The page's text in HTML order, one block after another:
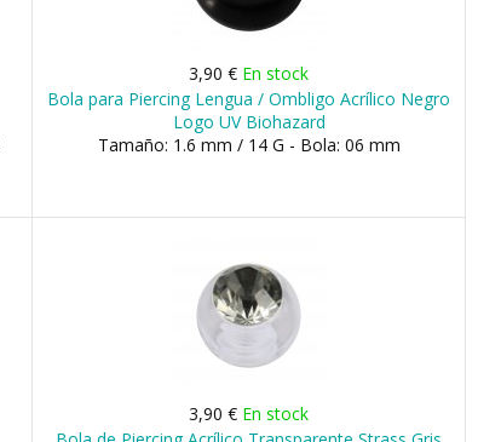
3,90 € En stock
Bola para Piercing Lengua / Ombligo Acrílico Negro
Logo UV Biohazard
Tamaño: 1.6 mm / 14 G - Bola: 06 mm
3,90 € En stock